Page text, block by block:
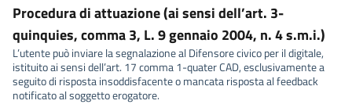
Procedura di attuazione (ai sensi dell’art. 3-
quinquies, comma 3, L. 9 gennaio 2004, n. 4 s.m.i.)
L’utente può inviare la segnalazione al Difensore civico per il digitale,
istituito ai sensi dell’art. 17 comma 1-quater CAD, esclusivamente a
seguito di risposta insoddisfacente o mancata risposta al feedback
notificato al soggetto erogatore.